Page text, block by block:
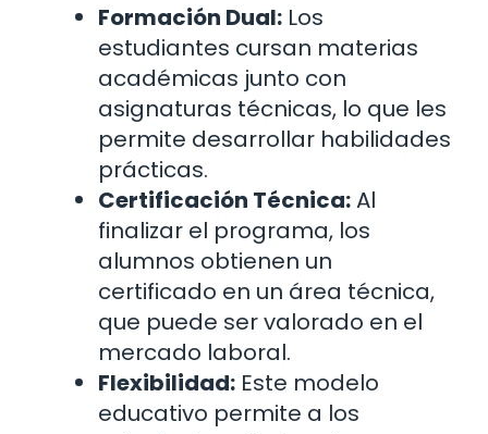
Formación Dual: Los
estudiantes cursan materias
académicas junto con
asignaturas técnicas, lo que les
permite desarrollar habilidades
prácticas.
Certificación Técnica:Al
finalizar el programa, los
alumnos obtienen un
certificado en un área técnica,
que puede ser valorado en el
mercado laboral.
Flexibilidad: Este modelo
educativo permite a los